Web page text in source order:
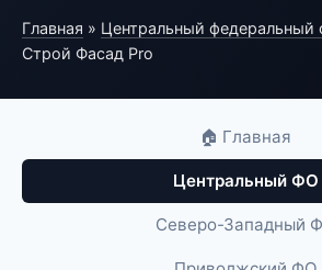
Главная » Центральный федеральный
Строй Фасад Pro
🏠 Главная
Центральный ФО
Северо-Западный